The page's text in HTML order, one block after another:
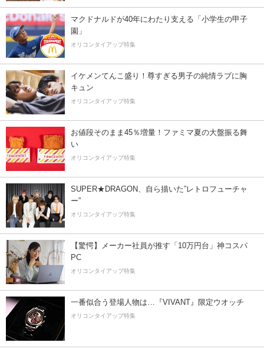
マクドナルドが40年にわたり支える「小学生の甲子
園」
オリコンタイアップ特集
イケメンてんこ盛り！尊すぎる男子の純情ラブに胸
キュン
オリコンタイアップ特集
お値段そのまま45％増量！ファミマ夏の大盤振る舞
い
オリコンタイアップ特集
SUPER★DRAGON、自ら描いた”レトロフューチャ
ー”
オリコンタイアップ特集
【驚愕】メーカー社員が推す「10万円台」神コスパ
PC
オリコンタイアップ特集
一番似合う登場人物は…『VIVANT』限定ウオッチ
オリコンタイアップ特集